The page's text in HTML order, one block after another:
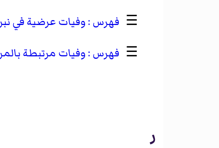
☰
وفيات عرضية في
☰
وفيات مرتبطة
ر